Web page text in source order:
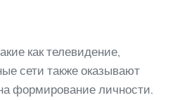
как телевидение,
сети также оказывают
формирование личности.